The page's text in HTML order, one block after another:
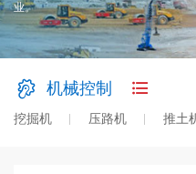
业。
机械控制
挖掘机 压路机 推土